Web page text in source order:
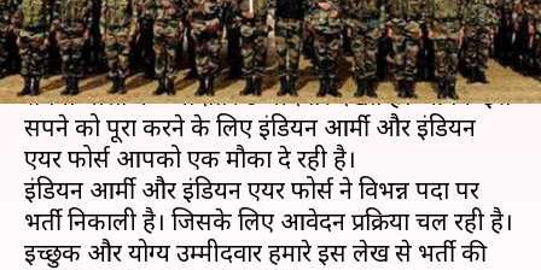
क्या है खबर?
डिफेंस में नौकरी करके देश की सेवा और रक्षा करने का
सपना भारत के ज्यादातर उम्मीदवार देखते हैं। आपके इस
सपने को पूरा करने के लिए इंडियन आर्मी और इंडियन
एयर फोर्स आपको एक मौका दे रही है।
इंडियन आर्मी और इंडियन एयर फोर्स ने विभन्न पदों पर
भर्ती निकाली है। जिसके लिए आवेदन प्रक्रिया चल रही है।
इच्छुक और योग्य उम्मीदवार हमारे इस लेख से भर्ती की